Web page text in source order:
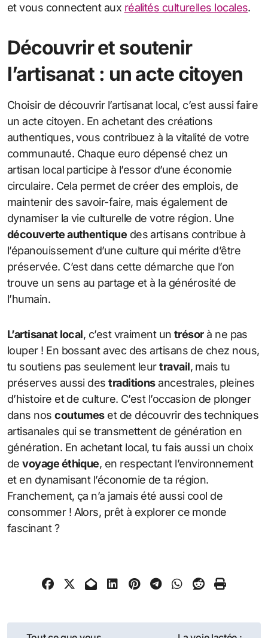
et vous connectent aux réalités culturelles locales.
Découvrir et soutenir
l’artisanat : un acte citoyen
Choisir de découvrir l’artisanat local, c’est aussi faire
un acte citoyen. En achetant des créations
authentiques, vous contribuez à la vitalité de votre
communauté. Chaque euro dépensé chez un
artisan local participe à l’essor d’une économie
circulaire. Cela permet de créer des emplois, de
maintenir des savoir-faire, mais également de
dynamiser la vie culturelle de votre région. Une
découverte authentique des artisans contribue à
l’épanouissement d’une culture qui mérite d’être
préservée. C’est dans cette démarche que l’on
trouve un sens au partage et à la générosité de
l’humain.
L’artisanat local, c’est vraiment untrésorà ne pas
louper ! En bossant avec des artisans de chez nous,
tu soutiens pas seulement leurtravail, mais tu
préserves aussi destraditionsancestrales, pleines
d’histoire et de culture. C’est l’occasion de plonger
dans noscoutumeset de découvrir des techniques
artisanales qui se transmettent de génération en
génération. En achetant local, tu fais aussi un choix
devoyage éthique, en respectant l’environnement
et en dynamisant l’économie de ta région.
Franchement, ça n’a jamais été aussi cool de
consommer ! Alors, prêt à explorer ce monde
fascinant ?